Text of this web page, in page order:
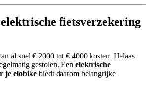
fietsverzekering
al snel € 2000 tot € 4000 kosten. Helaas
gestolen. Een elektrische
je elobike biedt daarom belangrijke